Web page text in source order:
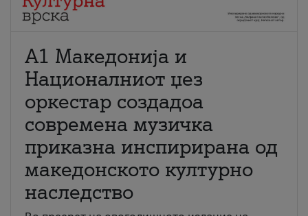
А1 Македонија и
Националниот џез
оркестар создадоа
современа музичка
приказна инспирирана од
македонското културно
наследство